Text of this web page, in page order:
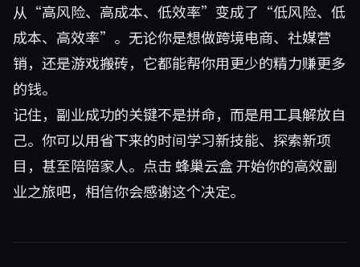
从“高风险、高成本、低效率”变成了“低风险、低
成本、高效率”。无论你是想做跨境电商、社媒营
销，还是游戏搬砖，它都能帮你用更少的精力赚更多
的钱。
记住，副业成功的关键不是拼命，而是用工具解放自
己。你可以用省下来的时间学习新技能、探索新项
目，甚至陪陪家人。点击蜂巢云盒开始你的高效副
业之旅吧，相信你会感谢这个决定。